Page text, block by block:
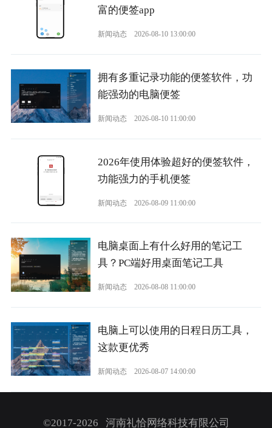
富的便签app
新闻动态 2026-08-10 13:00:00
拥有多重记录功能的便签软件，功
能强劲的电脑便签
新闻动态 2026-08-10 11:00:00
2026年使用体验超好的便签软件，
功能强力的手机便签
新闻动态 2026-08-09 11:00:00
电脑桌面上有什么好用的笔记工
具？PC端好用桌面笔记工具
新闻动态 2026-08-08 11:00:00
电脑上可以使用的日程日历工具，
这款更优秀
新闻动态 2026-08-07 14:00:00
©2017-2026 河南礼恰网络科技有限公司